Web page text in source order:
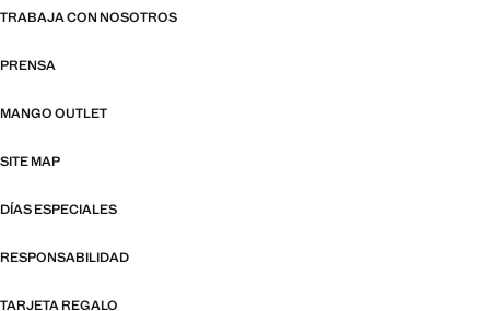
TRABAJA CON NOSOTROS
PRENSA
MANGO OUTLET
SITE MAP
DÍAS ESPECIALES
RESPONSABILIDAD
TARJETA REGALO